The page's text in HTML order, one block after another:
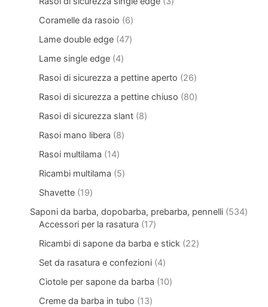
Coramelle da rasoio
6
Lame double edge 47
Lame single edge 4
Rasoi di sicurezza a pettine aperto
26
Rasoi di sicurezza a pettine chiuso
80
Rasoi di sicurezza slant 8
Rasoi mano libera
8
Rasoi multilama
14
Ricambi multilama
5
Shavette 19
Saponi da barba, dopobarba, prebarba, pennelli 534
Accessori per la rasatura
17
Ricambi di sapone da barba e stick 22
Set da rasatura e confezioni 4
Ciotole per sapone da barba
10
Creme da barba in tubo
13